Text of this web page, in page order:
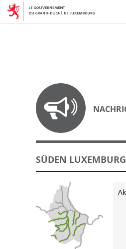
SÜDEN